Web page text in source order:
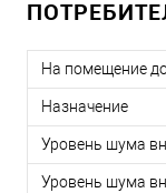
На помещение
Назначение
Уровень шума
Уровень шума